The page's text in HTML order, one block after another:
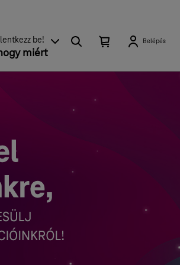
be!
miért
KeresésKosárban
található
Kosár
Belépés